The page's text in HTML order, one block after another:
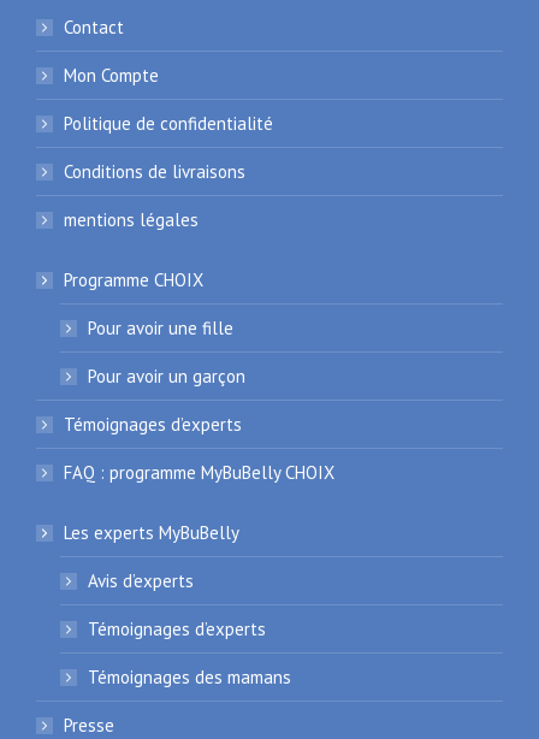
Contact
Mon Compte
Politique de confidentialité
Conditions de livraisons
mentions légales
Programme CHOIX
Pour avoir une fille
Pour avoir un garçon
Témoignages d’experts
FAQ : programme MyBuBelly CHOIX
Les experts MyBuBelly
Avis d’experts
Témoignages d’experts
Témoignages des mamans
Presse